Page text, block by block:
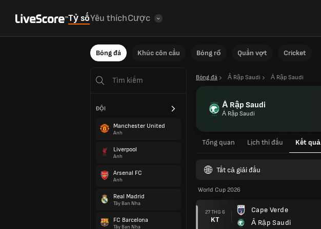
Tỷ sốYêu thíchCược
Bóng đá Khúc côn cầu Bóng rổ Quần vợt Cricket
ĐỘI
Manchester United
Anh
Liverpool
Anh
Arsenal FC
Anh
Real Madrid
Tây Ban Nha
FC Barcelona
Tây Ban Nha
Bóng đá Ả Rập Saudi Ả Rập Saudi
Ả Rập Saudi
Ả Rập Saudi
Tổng quan Lịch thi đấu Kết quả
Tất cả giải đấu
World Cup 2026
27 THG 6
KT
Cape Verde
Ả Rập Saudi